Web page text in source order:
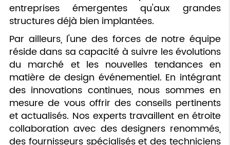
entreprises émergentes qu'aux grandes
structures déjà bien implantées.
Par ailleurs, l'une des forces de notre équipe
réside dans sa capacité à suivre les évolutions
du marché et les nouvelles tendances en
matière de design événementiel. En intégrant
des innovations continues, nous sommes en
mesure de vous offrir des conseils pertinents
et actualisés. Nos experts travaillent en étroite
collaboration avec des designers renommés,
des fournisseurs spécialisés et des techniciens